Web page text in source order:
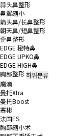
蒜头鼻整形
鼻翼缩小
箭头鼻/长鼻整形
朝天鼻/短鼻整形
歪鼻整形
EDGE 秘特鼻
EDGE UPKO鼻
EDGE HIGH鼻
胸部整形하위분류
魔滴
曼托Xtra
曼托Boost
赛彬
法国ES
胸部缩小术